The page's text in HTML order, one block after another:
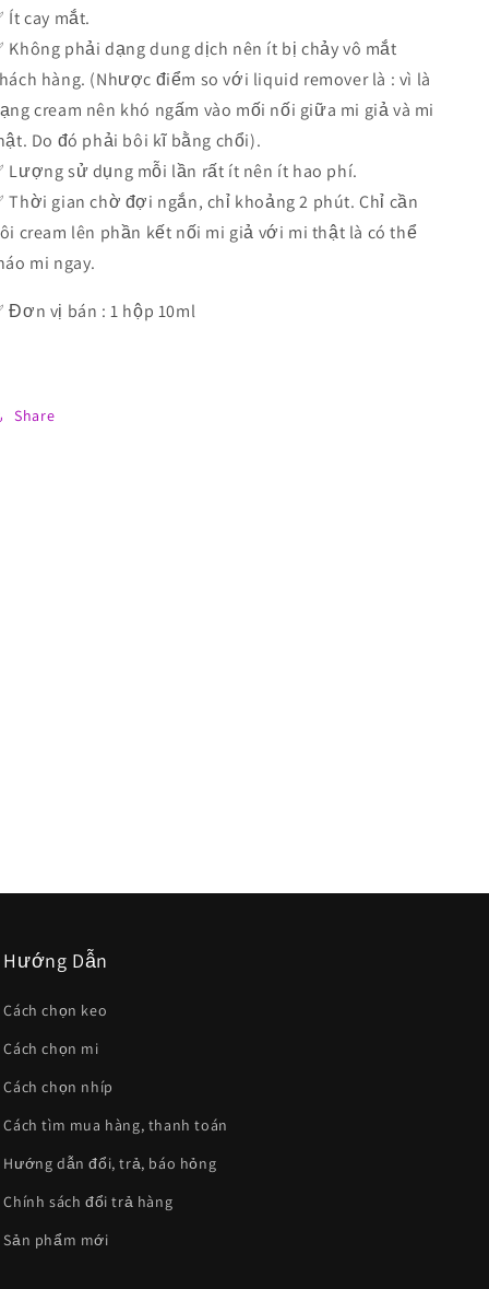
Ít cay mắt.
Không phải dạng dung dịch nên ít bị chảy vô mắt
hàng. (Nhược điểm so với liquid remover là : vì là
cream nên khó ngấm vào mối nối giữa mi giả và mi
Do đó phải bôi kĩ bằng chổi).
Lượng sử dụng mỗi lần rất ít nên ít hao phí.
Thời gian chờ đợi ngắn, chỉ khoảng 2 phút. Chỉ cần
cream lên phần kết nối mi giả với mi thật là có thể
mi ngay.
Đơn vị bán : 1 hộp 10ml
Share
Hướng Dẫn
Cách chọn keo
Cách chọn mi
Cách chọn nhíp
Cách tìm mua hàng, thanh toán
Hướng dẫn đổi, trả, báo hỏng
Chính sách đổi trả hàng
Sản phẩm mới